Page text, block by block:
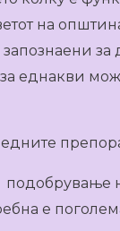
на
за
еднакви
подобрување
е